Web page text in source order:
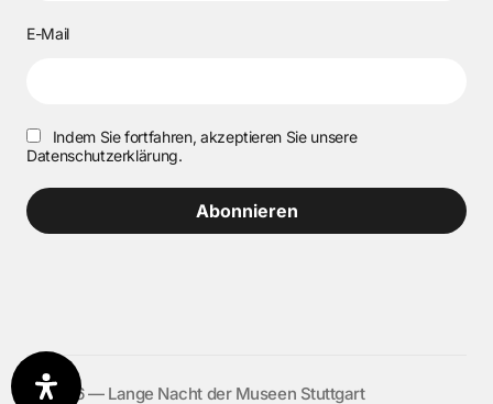
E-Mail
Indem Sie fortfahren, akzeptieren Sie unsere
Datenschutzerklärung.
©️ 2026 — Lange Nacht der Museen Stuttgart